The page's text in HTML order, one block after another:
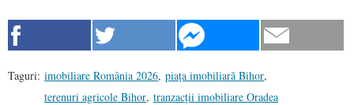
Taguri: imobiliare România 2026, piața imobiliară Bihor,
terenuri agricole Bihor, tranzacții imobiliare Oradea